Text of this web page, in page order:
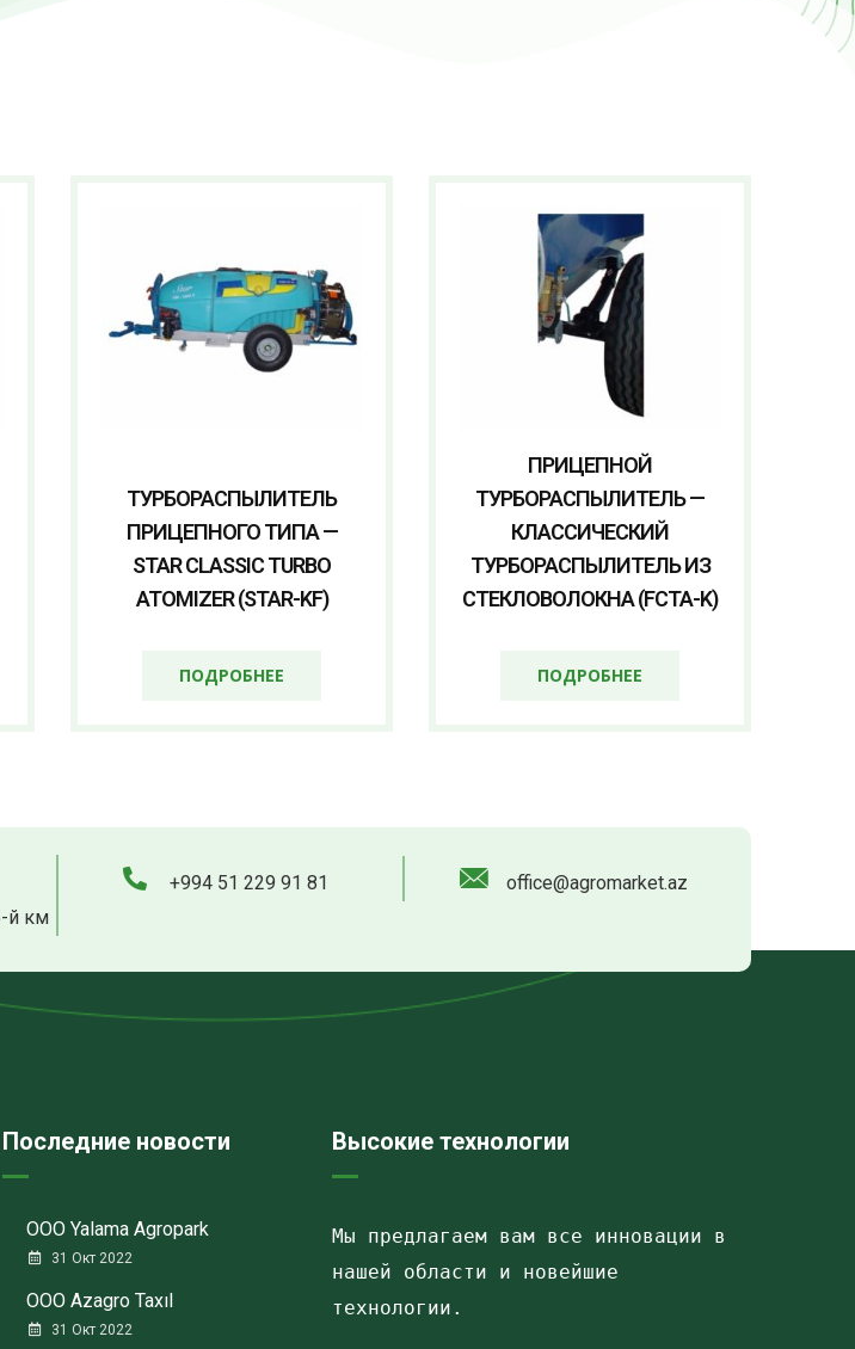
ТУРБОРАСПЫЛИТЕЛЬ
ПРИЦЕПНОГО ТИПА —
STAR CLASSIC TURBO
ATOMIZER (STAR-KF)
ПОДРОБНЕЕ
ПРИЦЕПНОЙ
ТУРБОРАСПЫЛИТЕЛЬ —
КЛАССИЧЕСКИЙ
ТУРБОРАСПЫЛИТЕЛЬ ИЗ
СТЕКЛОВОЛОКНА (FCTA-K)
ПОДРОБНЕЕ
й км
+994 51 229 91 81 office@agromarket.az
Последние новости
ООО Yalama Agropark
31 Окт 2022
ООО Azagro Taxıl
31 Окт 2022
Высокие технологии
Мы предлагаем вам все инновации в
нашей области и новейшие
технологии.